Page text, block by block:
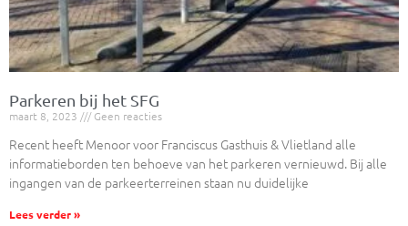
Parkeren bij het SFG
maart 8, 2023 Geen reacties
Recent heeft Menoor voor Franciscus Gasthuis & Vlietland alle
informatieborden ten behoeve van het parkeren vernieuwd. Bij alle
ingangen van de parkeerterreinen staan nu duidelijke
Lees verder »